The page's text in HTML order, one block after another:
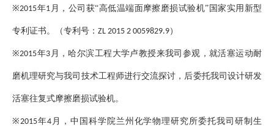
※2015年1 月，公司获“高低温端面摩擦磨损试验机”国家实用新型
专利证书。（专利号： ZL 2015 2 0059829.9）
※2015年3 月，哈尔滨工程大学卢教授来我司参观，就活塞运动耐
磨机理研究与我司技术工程师进行交流探讨，后委托我司设计研发
活塞往复式摩擦磨损试验机。
※2015年4月，中国科学院兰州化学物理研究所委托我司研制生